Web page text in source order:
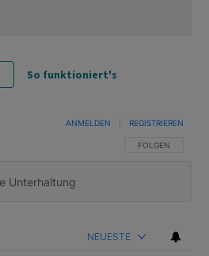
So funktioniert's
FOLGE DIESER
FOLGEN
ANMELDEN REGISTRIEREN
NEUESTE